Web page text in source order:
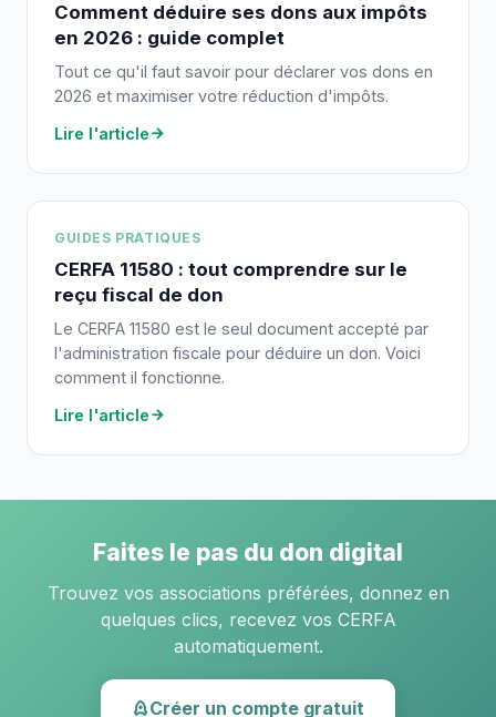
Comment déduire ses dons aux impôts
en 2026 : guide complet
Tout ce qu'il faut savoir pour déclarer vos dons en
2026 et maximiser votre réduction d'impôts.
Lire l'article
GUIDES PRATIQUES
CERFA 11580 : tout comprendre sur le
reçu fiscal de don
Le CERFA 11580 est le seul document accepté par
l'administration fiscale pour déduire un don. Voici
comment il fonctionne.
Lire l'article
Faites le pas du don digital
Trouvez vos associations préférées, donnez en
quelques clics, recevez vos CERFA
automatiquement.
Créer un compte gratuit